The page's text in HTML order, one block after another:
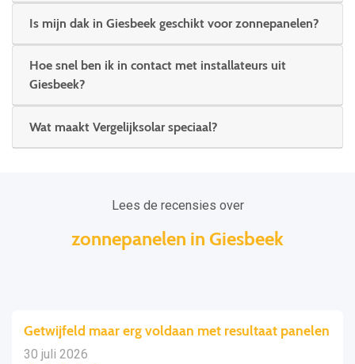
Is mijn dak in Giesbeek geschikt voor zonnepanelen?
Hoe snel ben ik in contact met installateurs uit
Giesbeek?
Wat maakt Vergelijksolar speciaal?
Lees de recensies over
zonnepanelen in Giesbeek
Getwijfeld maar erg voldaan met resultaat panelen
30 juli 2026